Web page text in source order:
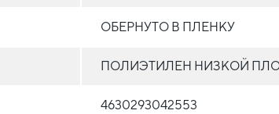
ОБЕРНУТО В ПЛЕНКУ
ПОЛИЭТИЛЕН НИЗКОЙ
4630293042553